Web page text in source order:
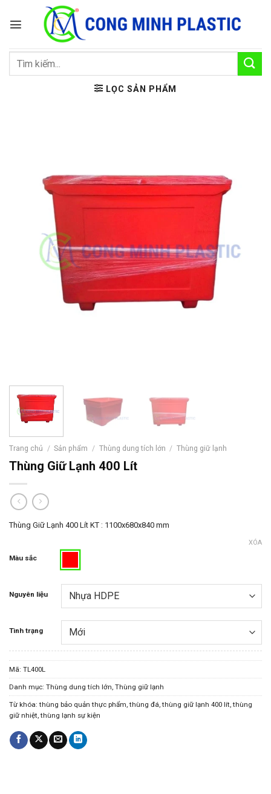
qua
Tìm
LỌC SẢN PHẨM
Trang chủ / Sản phẩm / Thùng dung tích lớn / Thùng giữ lạnh
Thùng Giữ Lạnh 400 Lít
Thùng Giữ Lạnh 400 Lít KT : 1100x680x840 mm
Màu sắc
Nguyên liệu
Tình trạng
XÓA
Mã: TL400L
Danh mục: Thùng dung tích lớn, Thùng giữ lạnh
Từ khóa:thùng bảo quản thực phẩm,thùng đá,thùng giữ lạnh 400 lít,thùng
giữ nhiệt,thùng lạnh sự kiện